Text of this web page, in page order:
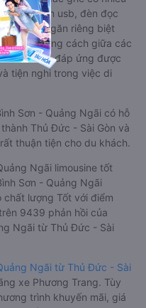
ổ cắm usb, đèn đọc
vách ngăn riêng biệt
Khoảng cách giữa các
Luôn đáp ứng được
tiện nghi trong việc di
Sơn - Quảng Ngãi có hỗ
Thủ Đức - Sài Gòn và
thuận tiện cho du khách.
Ngãi limousine tốt
Sơn - Quảng Ngãi
chất lượng Tốt với điểm
9439 phản hồi của
Ngãi từ Thủ Đức - Sài
Ngãi từ Thủ Đức - Sài
xe Phương Trang. Tùy
trình khuyến mãi, giá